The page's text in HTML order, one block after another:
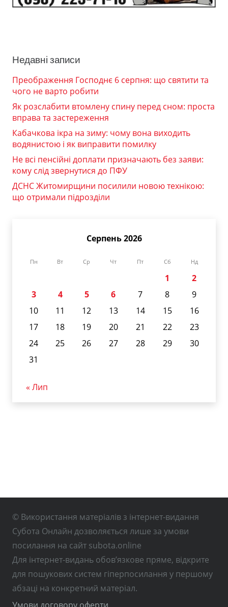
Недавні записи
Преображення Господнє 6 серпня: що святити та
чого не варто робити
Як розслабити втомлену спину перед сном: проста
вправа та застереження
Кабачкова ікра на зиму: чому вона виходить
водянистою і як виправити помилку
Не всі пенсійні доплати призначають без заяви:
кому слід звернутися до ПФУ
ДСНС Житомирщини посилили новою технікою:
що отримали підрозділи
Серпень 2026
Пн Вт Ср Чт Пт Сб Нд
1
2
3
4 5 6 7 8
9
10
11 12 13 14 15
16
17
18 19 20 21 22
23
24
25 26 27 28 29
30
31
« Лип
© Використання матеріалів з інтернет-видання
Субота Онлайн дозволяється лише за умови
посилання на сайт subota.online
Для інтернет-видань обов’язкове пряме, відкрите
для пошукових систем гіперпосилання у першому
абзаці на конкретний матеріал.